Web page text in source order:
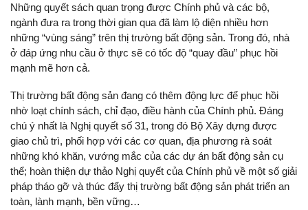
Những quyết sách quan trọng được Chính phủ và các bộ,
ngành đưa ra trong thời gian qua đã làm lộ diện nhiều hơn
những “vùng sáng” trên thị trường bất động sản. Trong đó, nhà
ở đáp ứng nhu cầu ở thực sẽ có tốc độ “quay đầu” phục hồi
mạnh mẽ hơn cả.
Thị trường bất động sản đang có thêm động lực để phục hồi
nhờ loạt chính sách, chỉ đạo, điều hành của Chính phủ. Đáng
chú ý nhất là Nghị quyết số 31, trong đó Bộ Xây dựng được
giao chủ trì, phối hợp với các cơ quan, địa phương rà soát
những khó khăn, vướng mắc của các dự án bất động sản cụ
thể; hoàn thiện dự thảo Nghị quyết của Chính phủ về một số giải
pháp tháo gỡ và thúc đẩy thị trường bất động sản phát triển an
toàn, lành mạnh, bền vững…